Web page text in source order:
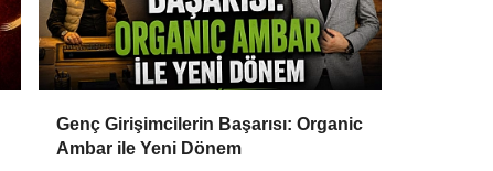
Genç Girişimcilerin Başarısı: Organic
Ambar ile Yeni Dönem